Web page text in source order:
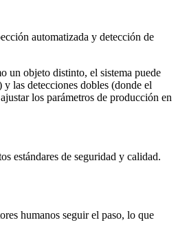
automatizada y detección de
un objeto distinto, el sistema puede
las detecciones dobles (donde el
los parámetros de producción en
estándares de seguridad y calidad.
humanos seguir el paso, lo que